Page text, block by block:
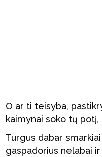
O ar ti teisyba,
kaimynai soko tų
Turgus dabar
gaspadorius nelabai